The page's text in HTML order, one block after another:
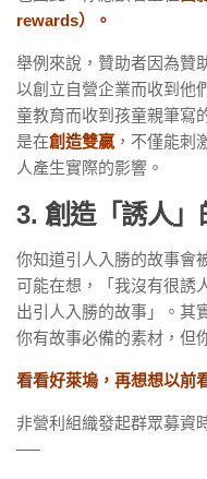
rewards）。
舉例來說，贊助者因為贊
以創立自營企業而收到他
童教育而收到孩童親筆寫
是在創造雙贏 ，不僅能刺
人產生實際的影響。
3. 創造「誘人」
你知道引人入勝的故事會
可能在想，「我沒有很誘
出引人入勝的故事」。其
你有故事必備的素材，但
看看好萊塢，再想想以前
非營利組織發起群眾募資
──